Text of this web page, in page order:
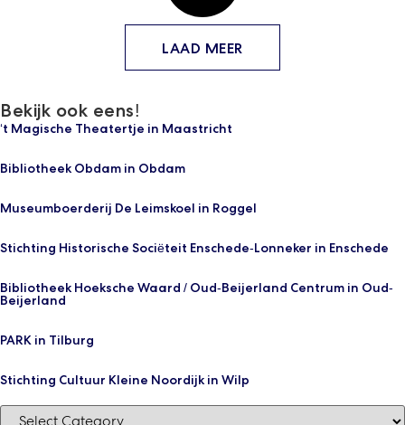
LAAD MEER
Bekijk ook eens!
‘t Magische Theatertje in Maastricht
Bibliotheek Obdam in Obdam
Museumboerderij De Leimskoel in Roggel
Stichting Historische Sociëteit Enschede-Lonneker in Enschede
Bibliotheek Hoeksche Waard / Oud-Beijerland Centrum in Oud-
Beijerland
PARK in Tilburg
Stichting Cultuur Kleine Noordijk in Wilp